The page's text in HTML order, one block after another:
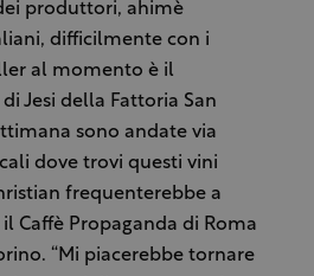
produttori, ahimè
difficilmente con i
al momento è il
Jesi della Fattoria San
sono andate via
dove trovi questi vini
frequenterebbe a
Caffè Propaganda di Roma
“Mi piacerebbe tornare